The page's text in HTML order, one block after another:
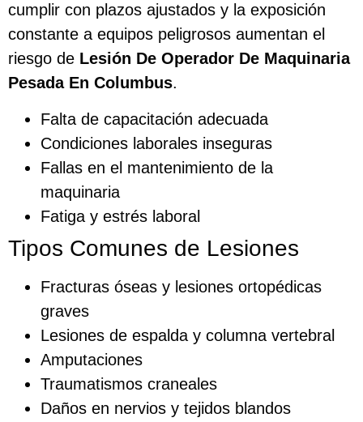
cumplir con plazos ajustados y la exposición
constante a equipos peligrosos aumentan el
riesgo de Lesión De Operador De Maquinaria
Pesada En Columbus.
Falta de capacitación adecuada
Condiciones laborales inseguras
Fallas en el mantenimiento de la
maquinaria
Fatiga y estrés laboral
Tipos Comunes de Lesiones
Fracturas óseas y lesiones ortopédicas
graves
Lesiones de espalda y columna vertebral
Amputaciones
Traumatismos craneales
Daños en nervios y tejidos blandos